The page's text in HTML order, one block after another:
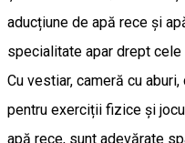
aducțiune de apă rece și
specialitate apar drept
Cu vestiar, cameră cu
pentru exerciții fizice și
apă rece, sunt adevărate